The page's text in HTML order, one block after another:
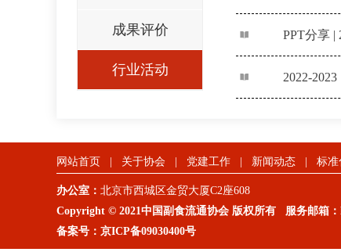
成果评价
行业活动
PPT分享 |
2022-
网站首页 关于协会 党建工作 新闻动态 标准
办公室： 北京市西城区金贸大厦C2座608
Copyright © 2021中国副食流通协会 版权所有 服务邮箱
备案号： 京ICP备09030400号